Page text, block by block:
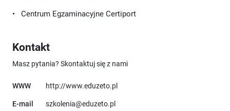
• Centrum Egzaminacyjne Certiport
Kontakt
Masz pytania? Skontaktuj się z nami
WWW http://www.eduzeto.plUwaga, link otworzy się w nowym
E-mail szkolenia@eduzeto.pl